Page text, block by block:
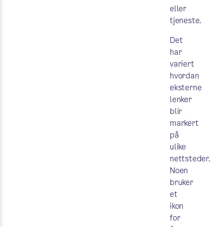
eller
tjeneste.
Det
har
variert
hvordan
eksterne
lenker
blir
markert
på
ulike
nettsteder.
Noen
bruker
et
ikon
for